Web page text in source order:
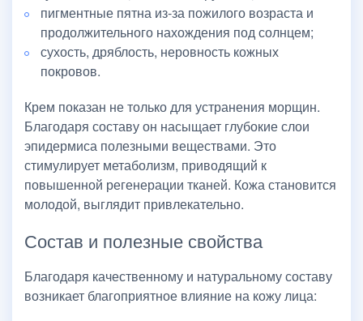
пигментные пятна из-за пожилого возраста и
продолжительного нахождения под солнцем;
сухость, дряблость, неровность кожных
покровов.
Крем показан не только для устранения морщин.
Благодаря составу он насыщает глубокие слои
эпидермиса полезными веществами. Это
стимулирует метаболизм, приводящий к
повышенной регенерации тканей. Кожа становится
молодой, выглядит привлекательно.
Состав и полезные свойства
Благодаря качественному и натуральному составу
возникает благоприятное влияние на кожу лица: